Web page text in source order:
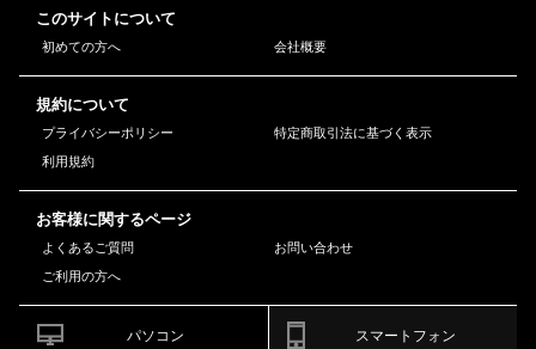
このサイトについて
初めての方へ 会社概要
規約について
プライバシーポリシー
特定商取引法に基づく表示
利用規約
お客様に関するページ
よくあるご質問
お問い合わせ
ご利用の方へ
パソコン スマートフォン